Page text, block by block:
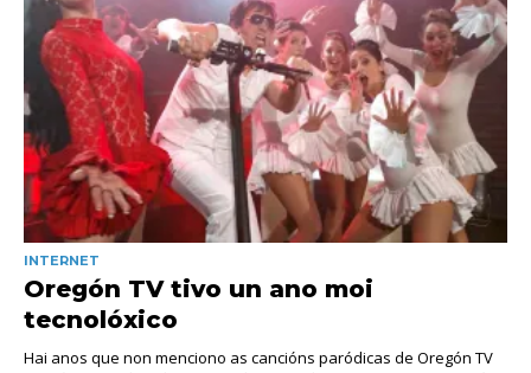
INTERNET
Oregón TV tivo un ano moi
tecnolóxico
Hai anos que non menciono as cancións paródicas de Oregón TV